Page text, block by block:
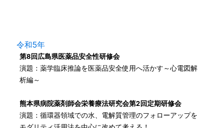
令和5年
第8回広島県医薬品安全性研修会
演題：薬学臨床推論を医薬品安全使用へ活かす～心電図解
析編～
熊本県病院薬剤師会栄養療法研究会第2回定期研修会
演題：循環器領域での水、電解質管理のフォローアップを